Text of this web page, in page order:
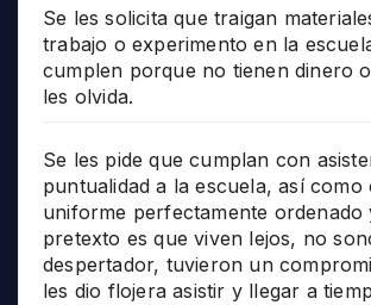
Se les solicita que traigan
trabajo o experimento en la
cumplen porque no tienen dinero
les olvida.
Se les pide que cumplan con
puntualidad a la escuela, así como
uniforme perfectamente ordenado
pretexto es que viven lejos, no
despertador, tuvieron un
les dio flojera asistir y llegar a